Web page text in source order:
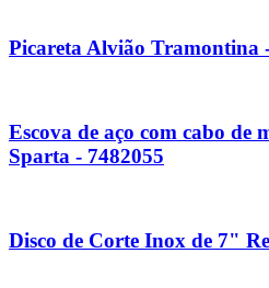
Picareta Alvião Tramontina
Escova de aço com cabo de
Sparta - 7482055
Disco de Corte Inox de 7"